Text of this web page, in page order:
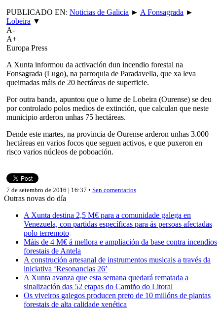
PUBLICADO EN: Noticias de Galicia ► A Fonsagrada ►
Lobeira ▼
A-
A+
Europa Press
A Xunta informou da activación dun incendio forestal na
Fonsagrada (Lugo), na parroquia de Paradavella, que xa leva
queimadas máis de 20 hectáreas de superficie.
Por outra banda, apuntou que o lume de Lobeira (Ourense) se deu
por controlado polos medios de extinción, que calculan que neste
municipio arderon unhas 75 hectáreas.
Dende este martes, na provincia de Ourense arderon unhas 3.000
hectáreas en varios focos que seguen activos, e que puxeron en
risco varios núcleos de poboación.
7 de setembro de 2016 | 16:37 • Sen comentarios
Outras novas do día
A Xunta destina 2,5 M€ para a comunidade galega en
Venezuela, con partidas específicas para ás persoas afectadas
polo terremoto
Máis de 4 M€ á mellora e ampliación da base contra incendios
forestais de Antela
A construción artesanal de instrumentos musicais a través da
iniciativa ‘Resonancias 26’
A Xunta avanza que esta semana quedará rematada a
sinalización das 52 etapas do Camiño do Litoral
Os viveiros galegos producen preto de 10 millóns de plantas
forestais de alta calidade xenética